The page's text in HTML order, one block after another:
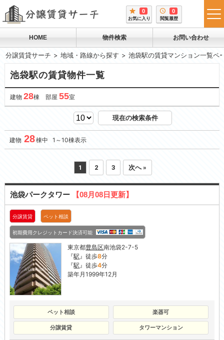
0
お気に入り
0
閲覧履歴
HOME 物件検索 お問い合わせ
分譲賃貸サーチ 地域・路線から探す 池袋駅の賃貸マンション一覧ペ
池袋駅の賃貸物件一覧
建物 28棟 部屋 55室
現在の検索条件
建物 28棟中 1～10棟表示
1 2 3 次へ »
池袋パークタワー 【08月08日更新】
分譲賃貸 ペット相談
初期費用クレジットカード決済可能
東京都豊島区南池袋2-7-5
『駅』徒歩8分
『駅』徒歩4分
築年月1999年12月
ペット相談 楽器可
分譲賃貸 タワーマンション